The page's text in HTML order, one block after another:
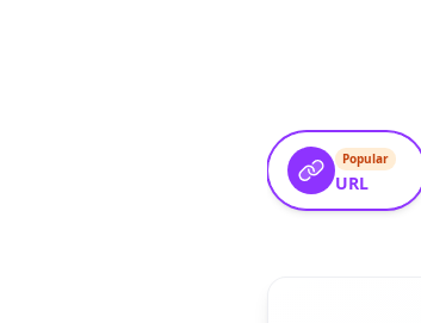
Popular
URL